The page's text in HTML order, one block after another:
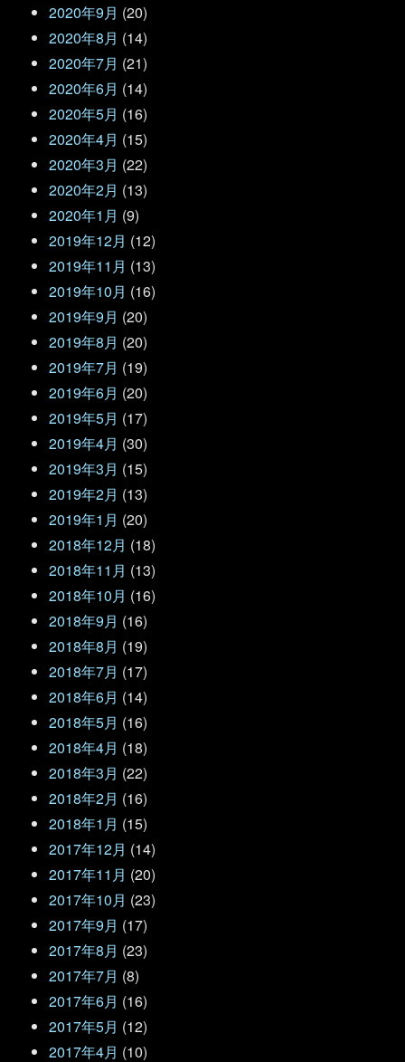
2020年9月 (20)
2020年8月 (14)
2020年7月 (21)
2020年6月 (14)
2020年5月 (16)
2020年4月 (15)
2020年3月 (22)
2020年2月 (13)
2020年1月 (9)
2019年12月 (12)
2019年11月 (13)
2019年10月 (16)
2019年9月 (20)
2019年8月 (20)
2019年7月 (19)
2019年6月 (20)
2019年5月 (17)
2019年4月 (30)
2019年3月 (15)
2019年2月 (13)
2019年1月 (20)
2018年12月 (18)
2018年11月 (13)
2018年10月 (16)
2018年9月 (16)
2018年8月 (19)
2018年7月 (17)
2018年6月 (14)
2018年5月 (16)
2018年4月 (18)
2018年3月 (22)
2018年2月 (16)
2018年1月 (15)
2017年12月 (14)
2017年11月 (20)
2017年10月 (23)
2017年9月 (17)
2017年8月 (23)
2017年7月 (8)
2017年6月 (16)
2017年5月 (12)
2017年4月 (10)